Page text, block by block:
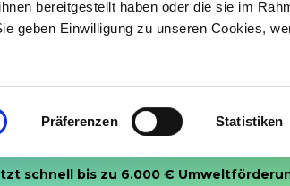
bereitgestellt haben oder die sie im
geben Einwilligung zu unseren Cookies,
Präferenzen Statistiken
schnell bis zu 6.000 €